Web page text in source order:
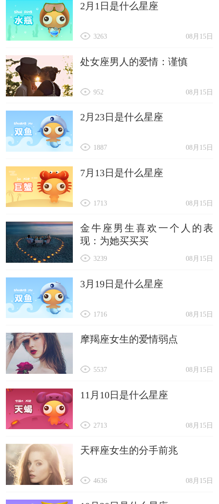
2月1日是什么星座
08月15日
3263
处女座男人的爱情：谨慎
08月15日
952
2月23日是什么星座
08月15日
1887
7月13日是什么星座
08月15日
1713
金牛座男生喜欢一个人的表
现：为她买买买
08月15日
3239
3月19日是什么星座
08月15日
1716
摩羯座女生的爱情弱点
08月15日
5537
11月10日是什么星座
08月15日
2713
天秤座女生的分手前兆
08月15日
4636